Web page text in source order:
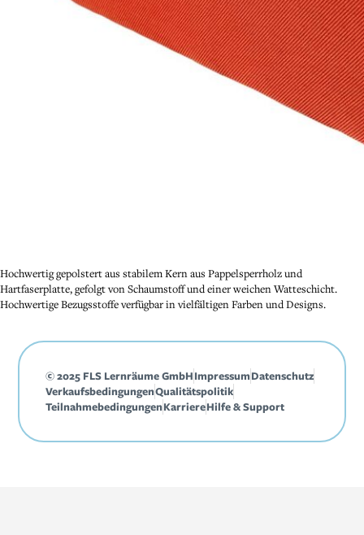
Hochwertig gepolstert aus stabilem Kern aus Pappelsperrholz und
Hartfaserplatte, gefolgt von Schaumstoff und einer weichen Watteschicht.
Hochwertige Bezugsstoffe verfügbar in vielfältigen Farben und Designs.
© 2025 FLS Lernräume GmbHImpressumDatenschutz
VerkaufsbedingungenQualitätspolitik
TeilnahmebedingungenKarriereHilfe & Support